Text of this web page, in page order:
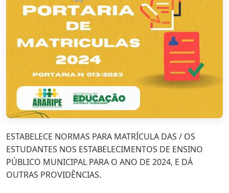
ESTABELECE NORMAS PARA MATRÍCULA DAS / OS
ESTUDANTES NOS ESTABELECIMENTOS DE ENSINO
PÚBLICO MUNICIPAL PARA O ANO DE 2024, E DÁ
OUTRAS PROVIDÊNCIAS.